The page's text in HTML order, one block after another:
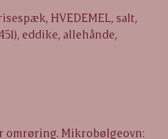
HVEDEMEL, salt,
eddike, allehånde,
omrøring. Mikrobølgeovn: